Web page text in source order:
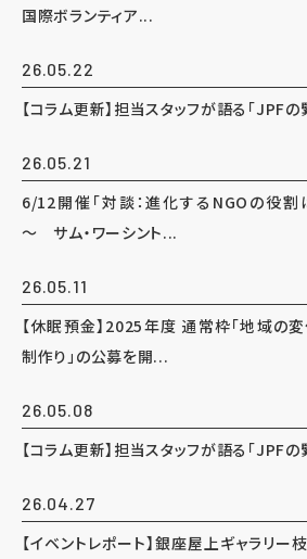
国際ボランティア...
26.05.22
【コラム更新】担当スタッフが語る「JPF
26.05.21
6/12開催「対談：進化するNGOの役
～ サム・ワーシント...
26.05.11
【休眠預金】2025年度 通常枠「地域の
制作り」の公募を開...
26.05.08
【コラム更新】担当スタッフが語る「JPF
26.04.27
【イベントレポート】銀座屋上ギャラリ